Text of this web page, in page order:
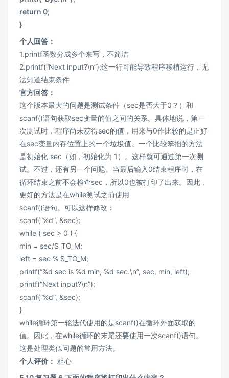
return 0;
}
个人回答：
1.printf函数分成多个来写，不简洁
2.printf(“Next input?\n”);这一行可能导致程序移植运行，无
法知道结束条件
官方回答：
这个版本最大的问题是测试条件（sec是否大于0？）和
scanf()语句获取sec变量的值之间的关系。具体地说，第一
次测试时，程序尚未获得sec的值，用来与0作比较的是正好
在sec变量内存位置上的一个垃圾值。一个比较笨拙的方法
是初始化 sec（如，初始化为 1）。这样就可通过第一次测
试。不过，还有另一个问题。当最后输入0结束程序时，在
循环结束之前不会检查sec，所以0也被打印了出来。因此，
更好的方法是在while测试之前使用
scanf()语句。可以这样修改：
scanf(“%d”, &sec);
while ( sec > 0 ) {
min = sec/S_TO_M;
left = sec % S_TO_M;
printf(“%d sec is %d min, %d sec.\n”, sec, min, left);
printf(“Next input?\n”);
scanf(“%d”, &sec);
}
while循环第一轮迭代使用的是scanf()在循环外面获取的
值。因此，在while循环的末尾还要使用一次scanf()语句。
这是处理类似问题的常用方法。
个人评价： 粗心